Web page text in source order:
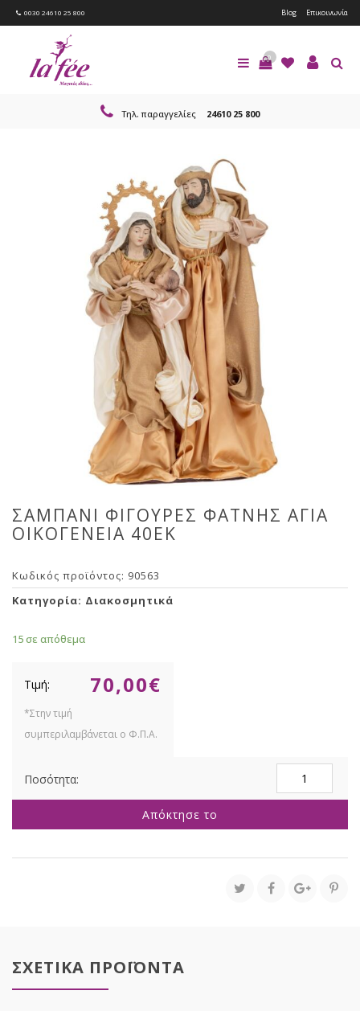
0030 24610 25 800 Blog Επικοινωνία
0
Τηλ. παραγγελίες 24610 25 800
ΣΑΜΠΑΝΙ ΦΙΓΟΥΡΕΣ ΦΑΤΝΗΣ ΑΓΙΑ
ΟΙΚΟΓΕΝΕΙΑ 40ΕΚ
Κωδικός προϊόντος: 90563
Κατηγορία: Διακοσμητικά
15 σε απόθεμα
70,00€
ΦΙΓΟΥΡΕΣ
ΦΑΤΝΗΣ
ΟΙΚΟΓΕΝΕΙΑ
Απόκτησε το
ΣΧΕΤΙΚΑ ΠΡΟΪΟΝΤΑ